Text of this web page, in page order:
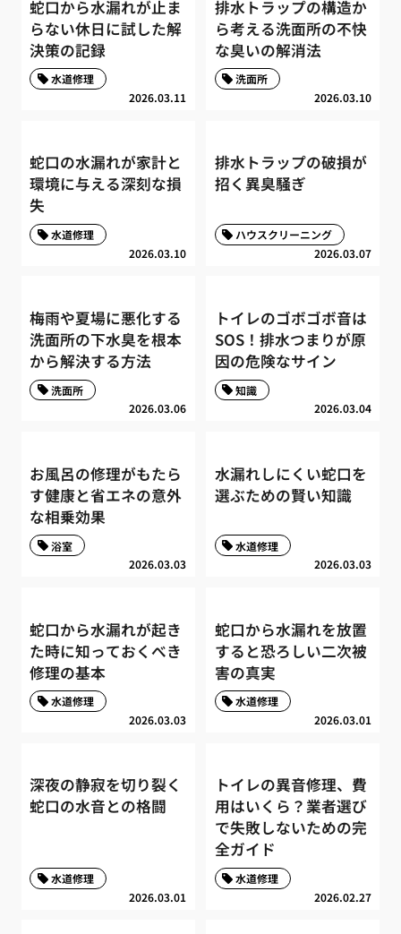
蛇口から水漏れが止ま
らない休日に試した解
決策の記録
2026.03.11
水道修理
排水トラップの構造か
ら考える洗面所の不快
な臭いの解消法
2026.03.10
洗面所
蛇口の水漏れが家計と
環境に与える深刻な損
失
2026.03.10
水道修理
排水トラップの破損が
招く異臭騒ぎ
2026.03.07
ハウスクリーニング
梅雨や夏場に悪化する
洗面所の下水臭を根本
から解決する方法
2026.03.06
洗面所
トイレのゴボゴボ音は
SOS！排水つまりが原
因の危険なサイン
2026.03.04
知識
お風呂の修理がもたら
す健康と省エネの意外
な相乗効果
2026.03.03
浴室
水漏れしにくい蛇口を
選ぶための賢い知識
2026.03.03
水道修理
蛇口から水漏れが起き
た時に知っておくべき
修理の基本
2026.03.03
水道修理
蛇口から水漏れを放置
すると恐ろしい二次被
害の真実
2026.03.01
水道修理
深夜の静寂を切り裂く
蛇口の水音との格闘
2026.03.01
水道修理
トイレの異音修理、費
用はいくら？業者選び
で失敗しないための完
全ガイド
2026.02.27
水道修理